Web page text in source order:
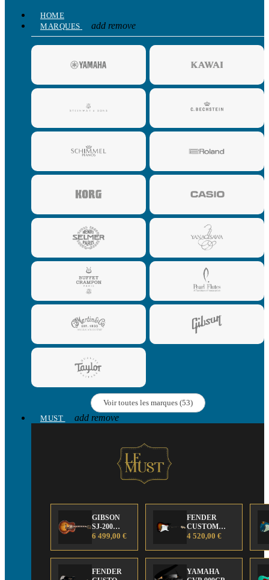
HOME
MARQUES
add remove
Voir toutes les marques (53)
MUST
add remove
GIBSON
SJ-200
Anniversary
Edition
6 499,00 €
FENDER
CUSTOM
SHOP Strat 63'
4 520,00 €
FENDER
YAMAHA